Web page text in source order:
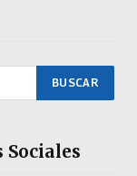
Sociales